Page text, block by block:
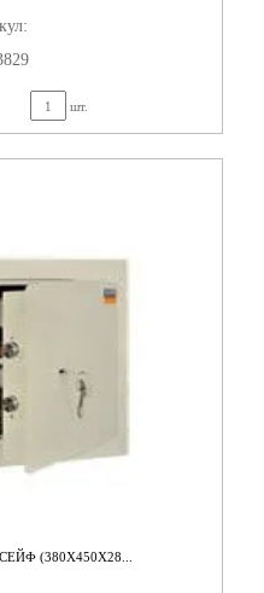
шт.
(380X450X28...